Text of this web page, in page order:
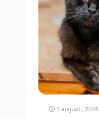
1 augusti, 2026